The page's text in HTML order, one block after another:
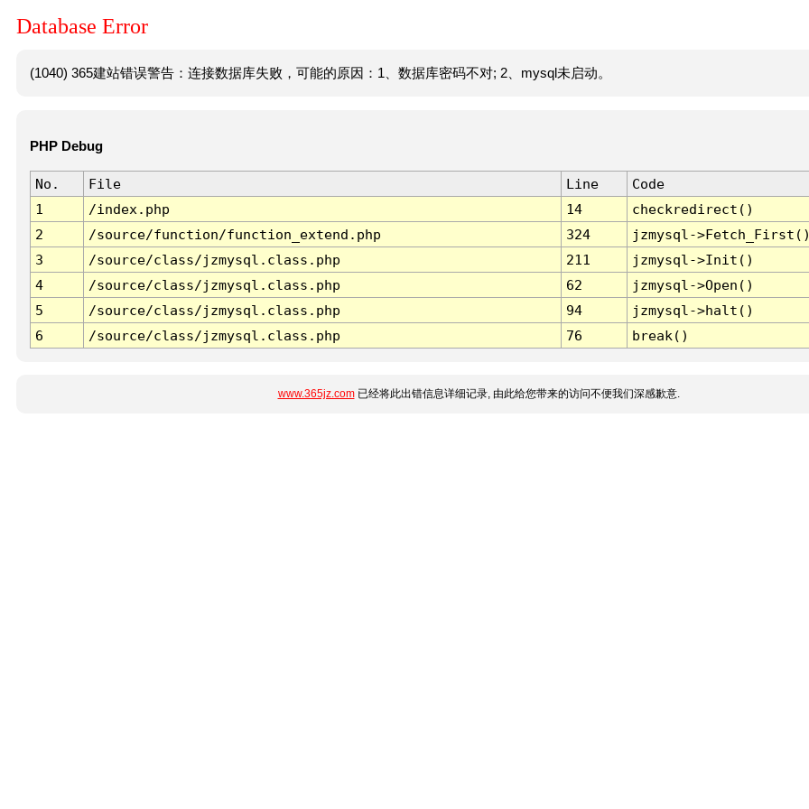
Database Error
(1040) 365建站错误警告：连接数据库失败，可能的原因：1、数据库密码不对; 2、mysql未启动。
PHP Debug
No. File Line
Code
1
/index.php 14
checkredirect()
2
/source/function/function_extend.php 324
jzmysql-
3
/source/class/jzmysql.class.php 211
jzmysql->Init()
4
/source/class/jzmysql.class.php 62
jzmysql->Open()
5
/source/class/jzmysql.class.php 94
jzmysql->halt()
6
/source/class/jzmysql.class.php 76 break()
www.365jz.com已经将此出错信息详细记录, 由此给您带来的访问不便我们深感歉意.